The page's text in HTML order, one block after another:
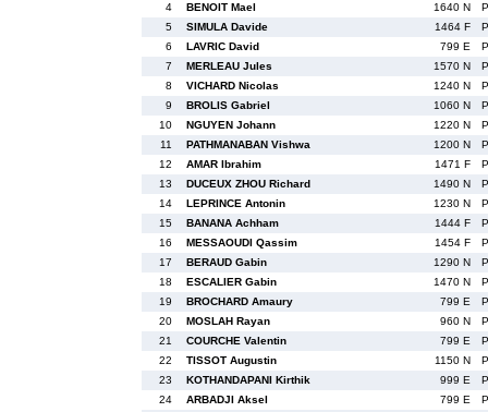
4
BENOIT Mael 1640 N
5
SIMULA Davide 1464 F
6
LAVRIC David 799 E
7
MERLEAU Jules 1570 N
8
VICHARD Nicolas 1240 N
9
BROLIS Gabriel 1060 N
10
NGUYEN Johann 1220 N
11
PATHMANABAN Vishwa 1200 N
12
AMAR Ibrahim 1471 F
13
DUCEUX ZHOU Richard 1490 N
14
LEPRINCE Antonin 1230 N
15
BANANA Achham 1444 F
16
MESSAOUDI Qassim 1454 F
17
BERAUD Gabin 1290 N
18
ESCALIER Gabin 1470 N
19
BROCHARD Amaury 799 E
20
MOSLAH Rayan 960 N
21
COURCHE Valentin 799 E
22
TISSOT Augustin 1150 N
23
KOTHANDAPANI Kirthik 999 E
24
ARBADJI Aksel 799 E